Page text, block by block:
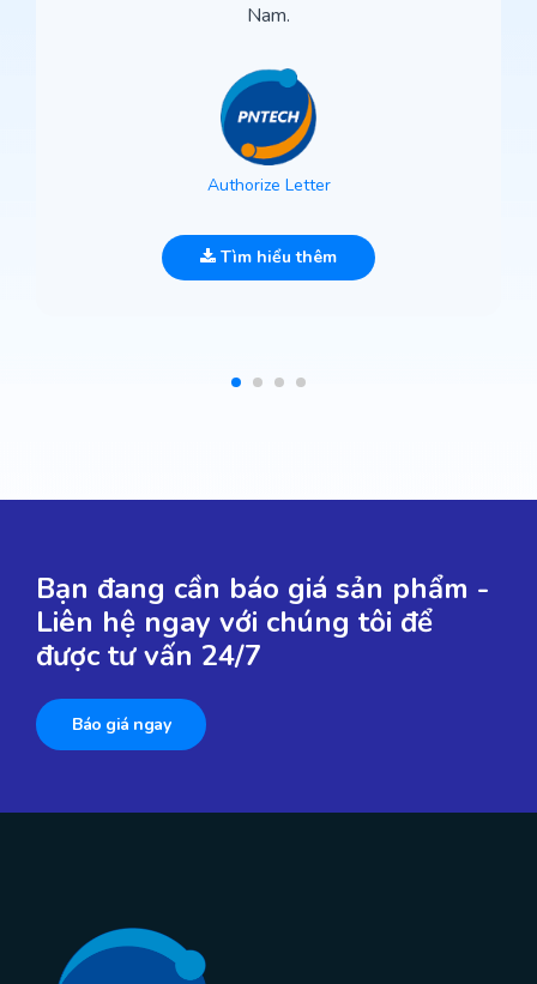
Nam.
Authorize Letter
Tìm hiểu thêm
Bạn đang cần báo giá sản phẩm -
Liên hệ ngay với chúng tôi để
được tư vấn 24/7
Báo giá ngay